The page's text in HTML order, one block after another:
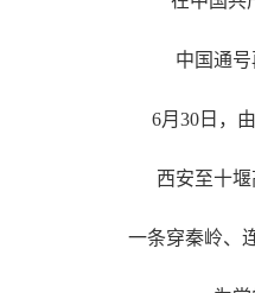
中国通
6月30日，
西安至十
一条穿秦岭、